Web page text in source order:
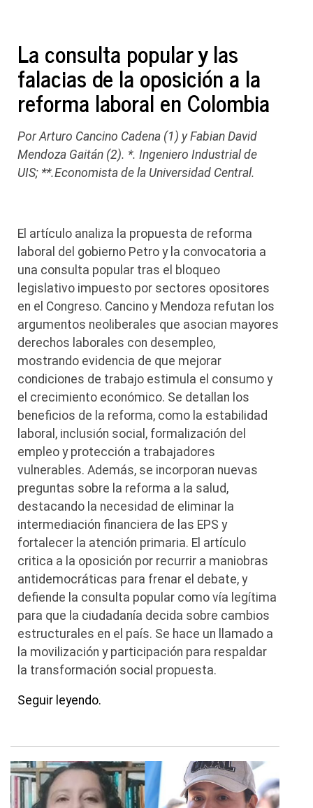
La consulta popular y las
falacias de la oposición a la
reforma laboral en Colombia
Por Arturo Cancino Cadena (1) y Fabian David
Mendoza Gaitán (2). *. Ingeniero Industrial de
UIS; **.Economista de la Universidad Central.
El artículo analiza la propuesta de reforma
laboral del gobierno Petro y la convocatoria a
una consulta popular tras el bloqueo
legislativo impuesto por sectores opositores
en el Congreso. Cancino y Mendoza refutan los
argumentos neoliberales que asocian mayores
derechos laborales con desempleo,
mostrando evidencia de que mejorar
condiciones de trabajo estimula el consumo y
el crecimiento económico. Se detallan los
beneficios de la reforma, como la estabilidad
laboral, inclusión social, formalización del
empleo y protección a trabajadores
vulnerables. Además, se incorporan nuevas
preguntas sobre la reforma a la salud,
destacando la necesidad de eliminar la
intermediación financiera de las EPS y
fortalecer la atención primaria. El artículo
critica a la oposición por recurrir a maniobras
antidemocráticas para frenar el debate, y
defiende la consulta popular como vía legítima
para que la ciudadanía decida sobre cambios
estructurales en el país. Se hace un llamado a
la movilización y participación para respaldar
la transformación social propuesta.
Seguir leyendo.